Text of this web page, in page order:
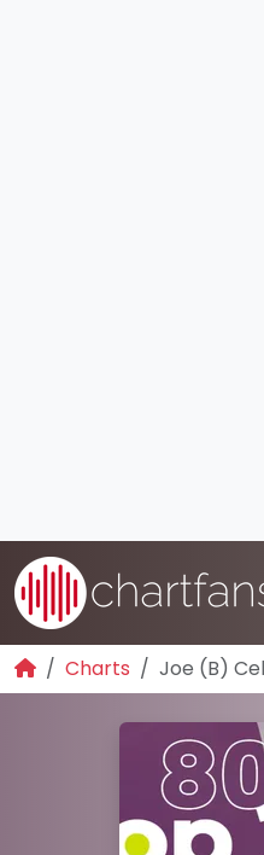
Charts Joe (B)